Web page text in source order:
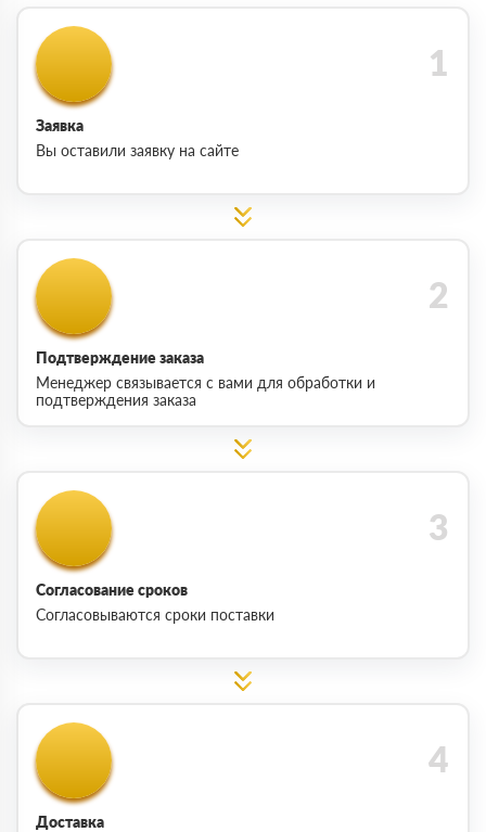
Заявка
Вы оставили заявку на сайте
Подтверждение заказа
Менеджер связывается с вами для обработки и
подтверждения заказа
Согласование сроков
Согласовываются сроки поставки
Доставка